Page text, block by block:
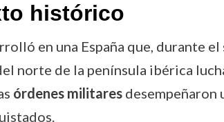
histórico
en una España que, durante
norte de la península ibérica
órdenes militaresdesempeñaron